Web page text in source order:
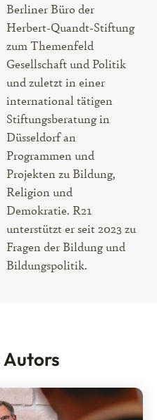
Berliner Büro der
Herbert-Quandt-Stiftung
zum Themenfeld
Gesellschaft und Politik
und zuletzt in einer
international tätigen
Stiftungsberatung in
Düsseldorf an
Programmen und
Projekten zu Bildung,
Religion und
Demokratie. R21
unterstützt er seit 2023 zu
Fragen der Bildung und
Bildungspolitik.
Autors